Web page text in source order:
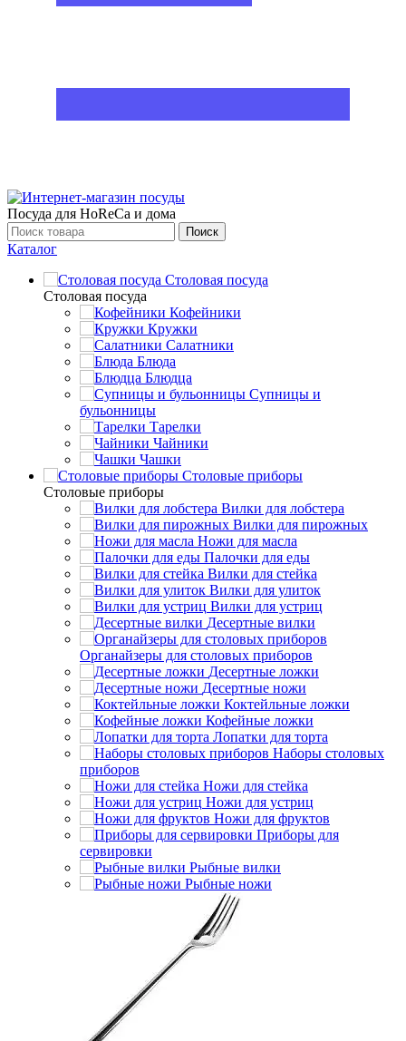
Посуда для HoReCa и дома
Поиск
Каталог
Столовая посуда
Столовая посуда
Кофейники
Кружки
Салатники
Блюда
Блюдца
Супницы и
бульонницы
Тарелки
Чайники
Чашки
Cтоловые приборы
Cтоловые приборы
Вилки для лобстера
Вилки для пирожных
Ножи для масла
Палочки для еды
Вилки для стейка
Вилки для улиток
Вилки для устриц
Десертные вилки
Органайзеры для столовых приборов
Десертные ложки
Десертные ножи
Коктейльные ложки
Кофейные ложки
Лопатки для торта
Наборы столовых
приборов
Ножи для стейка
Ножи для устриц
Ножи для фруктов
Приборы для
сервировки
Рыбные вилки
Рыбные ножи